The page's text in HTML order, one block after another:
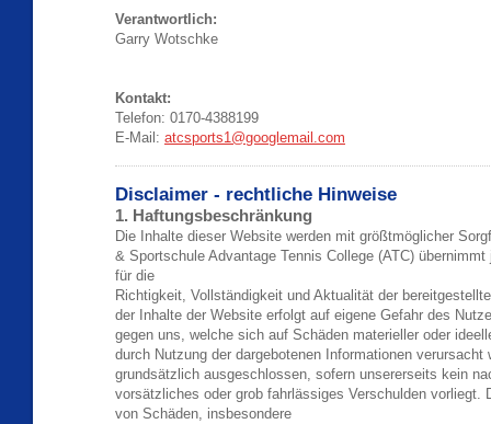
Verantwortlich:
Garry Wotschke
Kontakt:
Telefon: 0170-4388199
E-Mail: atcsports1@googlemail.com
Disclaimer - rechtliche Hinweise
1. Haftungsbeschränkung
Die Inhalte dieser Website werden mit größtmöglicher
& Sportschule Advantage Tennis College (ATC)
für die
Richtigkeit, Vollständigkeit und Aktualität der
der Inhalte der Website erfolgt auf eigene Gefahr des
gegen uns, welche sich auf Schäden materieller oder
durch Nutzung der dargebotenen Informationen verursacht
grundsätzlich ausgeschlossen, sofern unsererseits kein
vorsätzliches oder grob fahrlässiges Verschulden vorliegt.
von Schäden, insbesondere